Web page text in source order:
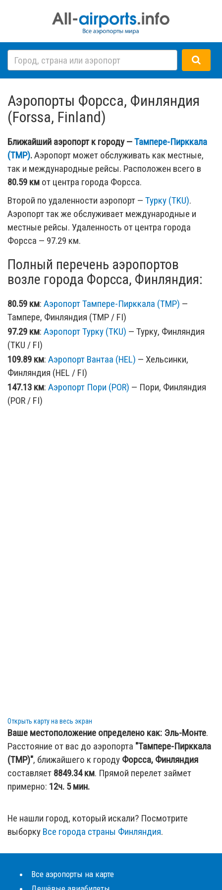
Аэропорты Форсса, Финляндия
(Forssa, Finland)
Ближайший аэропорт к городу —Тампере-Пирккала
(TMP).Аэропорт может обслуживать как местные,
так и международные рейсы. Расположен всего в
80.59 км от центра города Форсса.
Второй по удаленности аэропорт — Турку (TKU).
Аэропорт так же обслуживает международные и
местные рейсы. Удаленность от центра города
Форсса — 97.29 км.
Полный перечень аэропортов
возле города Форсса, Финляндия:
80.59 км: Аэропорт Тампере-Пирккала (TMP) —
Тампере, Финляндия (TMP / FI)
97.29 км: Аэропорт Турку (TKU) — Турку, Финляндия
(TKU / FI)
109.89 км: Аэропорт Вантаа (HEL) — Хельсинки,
Финляндия (HEL / FI)
147.13 км: Аэропорт Пори (POR) — Пори, Финляндия
(POR / FI)
Открыть карту на весь экран
Ваше местоположение определено как: Эль-Монте.
Расстояние от вас до аэропорта "Тампере-Пирккала
(TMP)", ближайшего к городу Форсса, Финляндия
составляет 8849.34км. Прямой перелет займет
примерно: 12ч. 5 мин.
Не нашли город, который искали? Посмотрите
выборку Все города страны Финляндия.
Все аэропорты на карте